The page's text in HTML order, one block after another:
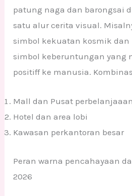
patung naga dan barongsai
satu alur cerita visual.
simbol kekuatan kosmik dan
simbol keberuntungan yang
positiff ke manusia.
Mall dan Pusat perbelanjaaan
Hotel dan area lobi
Kawasan perkantoran besar
Peran warna pencahayaan
2026